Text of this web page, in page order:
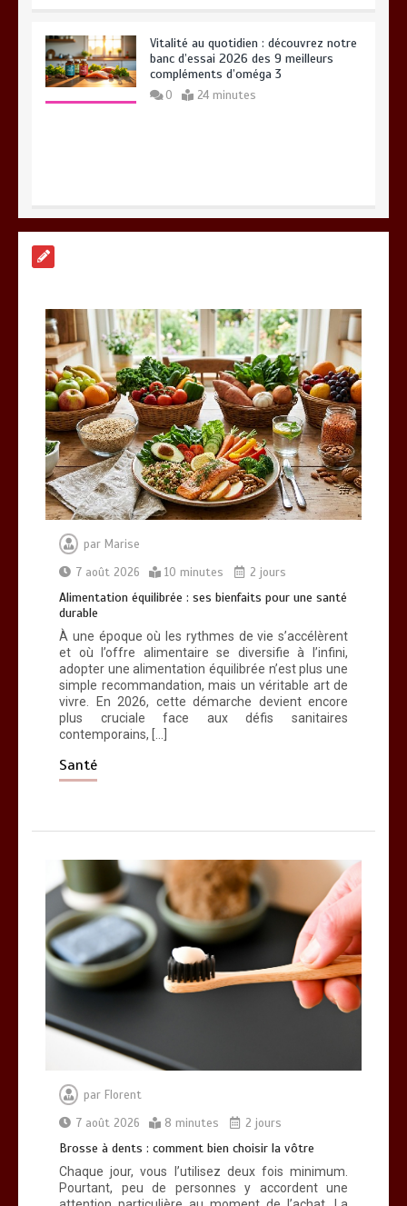
Vitalité au quotidien : découvrez notre
banc d’essai 2026 des 9 meilleurs
compléments d’oméga 3
0 24 minutes
Alimentation équilibrée : ses bienfaits
pour une santé durable
0 10 minutes
Brosse à dents : comment bien choisir
la vôtre
0 8 minutes
par Marise
7 août 2026
10 minutes 2 jours
Alimentation équilibrée : ses bienfaits pour une santé
durable
À une époque où les rythmes de vie s’accélèrent
et où l’offre alimentaire se diversifie à l’infini,
adopter une alimentation équilibrée n’est plus une
simple recommandation, mais un véritable art de
vivre. En 2026, cette démarche devient encore
plus cruciale face aux défis sanitaires
contemporains, […]
Santé
par Florent
7 août 2026
8 minutes 2 jours
Brosse à dents : comment bien choisir la vôtre
Chaque jour, vous l’utilisez deux fois minimum.
Pourtant, peu de personnes y accordent une